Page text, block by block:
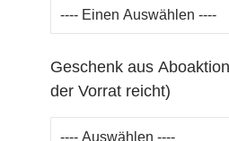
Geschenk aus
der Vorrat reicht)